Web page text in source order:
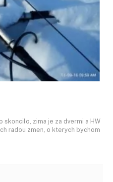
skoncilo, zima je za dvermi a HW
radou zmen, o kterych bychom